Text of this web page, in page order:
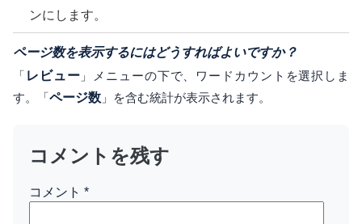
ンにします。
ページ数を表示するにはどうすればよいですか？
「 レビュー 」メニューの下で、ワードカウントを選択しま
す。「ページ数 」を含む統計が表示されます。
コメントを残す
コメント *